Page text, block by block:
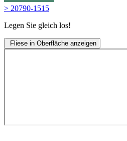
> 20790-1515
Legen Sie gleich los!
Fliese in Oberfläche anzeigen